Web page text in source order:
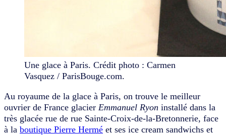
Une glace à Paris. Crédit photo : Carmen
Vasquez / ParisBouge.com.
Au royaume de la glace à Paris, on trouve le meilleur
ouvrier de France glacier Emmanuel Ryon installé dans la
très glacée rue de rue Sainte-Croix-de-la-Bretonnerie, face
à la boutique Pierre Hermé et ses ice cream sandwichs et